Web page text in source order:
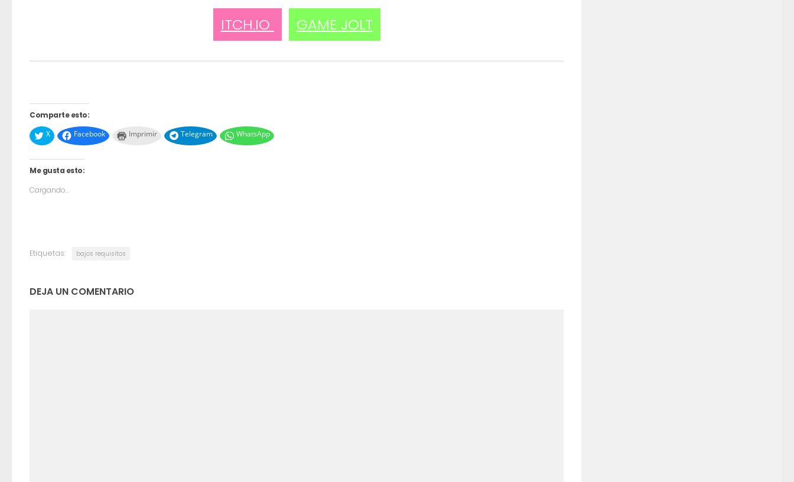
ITCH.IO GAME JOLT
Comparte esto:
X
Facebook Imprimir Telegram WhatsApp
Me gusta esto:
Cargando...
Etiquetas: bajos requisitos
DEJA UN COMENTARIO